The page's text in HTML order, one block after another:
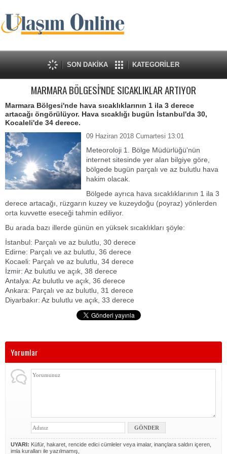
SON DAKİKA KATEGORİLER
MARMARA BÖLGESİ'NDE SICAKLIKLAR ARTIYOR
Marmara Bölgesi'nde hava sıcaklıklarının 1 ila 3 derece
artacağı öngörülüyor. Hava sıcaklığı bugün İstanbul'da 30,
Kocaleli'de 34 derece.
09 Haziran 2018 Cumartesi 13:01
Meteoroloji 1. Bölge Müdürlüğü'nün
internet sitesinde yer alan bilgiye göre,
bölgede bugün parçalı ve az bulutlu hava
hakim olacak.
Bölgede ayrıca hava sıcaklıklarının 1 ila 3
derece artacağı, rüzgarın kuzey ve kuzeydoğu (poyraz) yönlerden
orta kuvvette eseceği tahmin ediliyor.
Bu arada bazı illerde günün en yüksek sıcaklıkları şöyle:
İstanbul: Parçalı ve az bulutlu, 30 derece
Edirne: Parçalı ve az bulutlu, 36 derece
Kocaeli: Parçalı ve az bulutlu, 34 derece
İzmir: Az bulutlu ve açık, 38 derece
Antalya: Az bulutlu ve açık, 36 derece
Ankara: Parçalı ve az bulutlu, 31 derece
Diyarbakır: Az bulutlu ve açık, 33 derece
Yorumlar
UYARI: Küfür, hakaret, rencide edici cümleler veya imalar, inançlara saldırı içeren,
imla kuralları ile yazılmamış,